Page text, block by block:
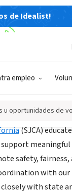
de Idealist!
empleo
u oportunidades de
FIN DE LUCRO
(SJCA)
safety, fairness,
with
with state